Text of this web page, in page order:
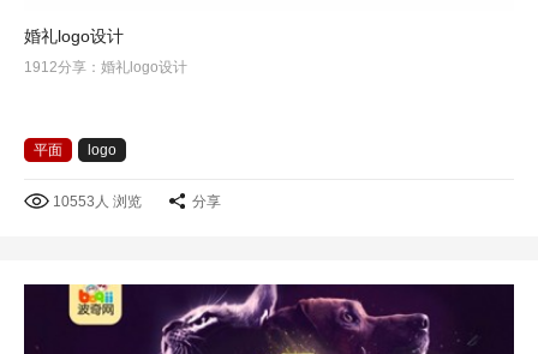
婚礼logo设计
1912分享：婚礼logo设计
平面 logo
10553人 浏览 分享